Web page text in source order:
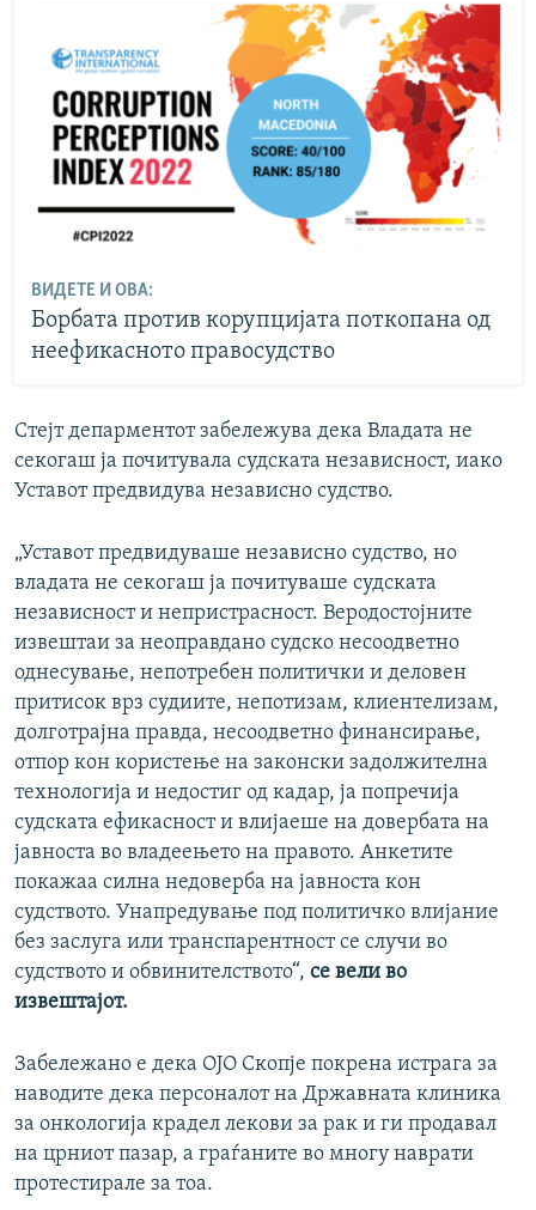
ВИДЕТЕ И ОВА:
Борбата против корупцијата поткопана од
неефикасното правосудство
Стејт депарментот забележува дека Владата не
секогаш ја почитувала судската независност, иако
Уставот предвидува независно судство.
„Уставот предвидуваше независно судство, но
владата не секогаш ја почитуваше судската
независност и непристрасност. Веродостојните
извештаи за неоправдано судско несоодветно
однесување, непотребен политички и деловен
притисок врз судиите, непотизам, клиентелизам,
долготрајна правда, несоодветно финансирање,
отпор кон користење на законски задолжителна
технологија и недостиг од кадар, ја попречија
судската ефикасност и влијаеше на довербата на
јавноста во владеењето на правото. Анкетите
покажаа силна недоверба на јавноста кон
судството. Унапредување под политичко влијание
без заслуга или транспарентност се случи во
судството и обвинителството“, се вели во
извештајот.
Забележано е дека ОЈО Скопје покрена истрага за
наводите дека персоналот на Државната клиника
за онкологија крадел лекови за рак и ги продавал
на црниот пазар, а граѓаните во многу наврати
протестирале за тоа.